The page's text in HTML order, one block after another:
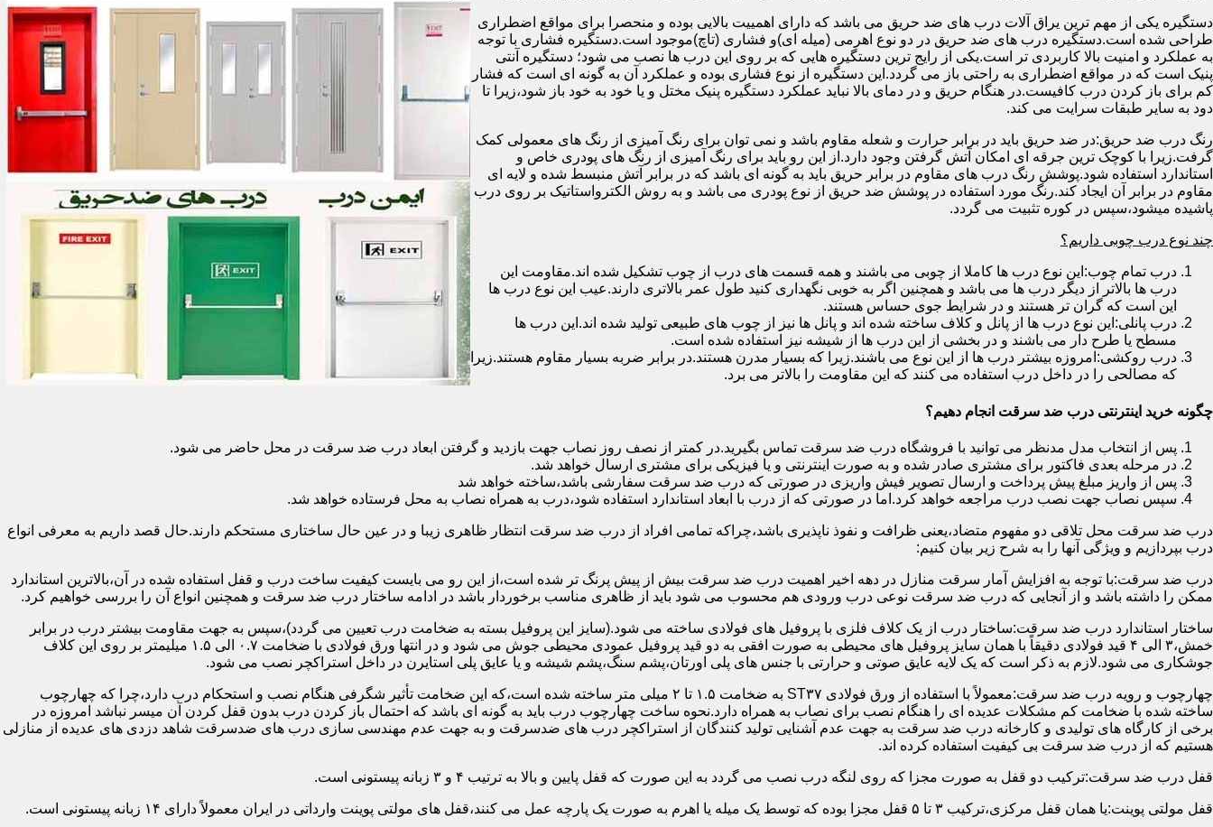
دستگیره یکی از مهم ترین یراق آلات درب های ضد حریق می باشد که دارای اهمییت بالایی بوده و منحصرا برای مواقع اضطراری
طراحی شده است.دستگیره درب های ضد حریق در دو نوع اهرمی (میله ای)و فشاری (تاچ)موجود است.دستگیره فشاری با توجه
به عملکرد و امنیت بالا کاربردی تر است.یکی از رایج ترین دستگیره هایی که بر روی این درب ها نصب می شود؛ دستگیره آنتی
پنیک است که در مواقع اضطراری به راحتی باز می گردد.این دستگیره از نوع فشاری بوده و عملکرد آن به گونه ای است که فشار
کم برای باز کردن درب کافیست.در هنگام حریق و در دمای بالا نباید عملکرد دستگیره پنیک مختل و یا خود به خود باز شود،زیرا تا
دود به سایر طبقات سرایت می کند.
رنگ درب ضد حریق:در ضد حریق باید در برابر حرارت و شعله مقاوم باشد و نمی توان برای رنگ آمیزی از رنگ های معمولی کمک
گرفت.زیرا با کوچک ترین جرقه ای امکان آتش گرفتن وجود دارد.از این رو باید برای رنگ آمیزی از رنگ های پودری خاص و
استاندارد استفاده شود.پوشش رنگ درب های مقاوم در برابر حریق باید به گونه ای باشد که در برابر آتش منبسط شده و لایه ای
مقاوم در برابر آن ایجاد کند.رنگ مورد استفاده در پوشش ضد حریق از نوع پودری می باشد و به روش الکترواستاتیک بر روی درب
پاشیده میشود،سپس در کوره تثبیت می گردد.
چند نوع درب چوبی داریم؟
درب تمام چوب:این نوع درب ها کاملا از چوبی می باشند و همه قسمت های درب از چوب تشکیل شده اند.مقاومت این
درب ها بالاتر از دیگر درب ها می باشد و همچنین اگر به خوبی نگهداری کنید طول عمر بالاتری دارند.عیب این نوع درب ها
این است که گران تر هستند و در شرایط جوی حساس هستند.
درب پانلی:این نوع درب ها از پانل و کلاف ساخته شده اند و پانل ها نیز از چوب های طبیعی تولید شده اند.این درب ها
مسطح یا طرح دار می باشند و در بخشی از این درب ها از شیشه نیز استفاده شده است.
درب روکشی:امروزه بیشتر درب ها از این نوع می باشند.زیرا که بسیار مدرن هستند.در برابر ضربه بسیار مقاوم هستند.زیرا
که مصالحی را در داخل درب استفاده می کنند که این مقاومت را بالاتر می برد.
چگونه خرید اینترنتی درب ضد سرقت انجام دهیم؟
پس از انتخاب مدل مدنظر می توانید با فروشگاه درب ضد سرقت تماس بگیرید.در کمتر از نصف روز نصاب جهت بازدید و گرفتن ابعاد درب ضد سرقت در محل حاضر می شود.
در مرحله بعدی فاکتور برای مشتری صادر شده و به صورت اینترنتی و یا فیزیکی برای مشتری ارسال خواهد شد.
پس از واریز مبلغ پیش پرداخت و ارسال تصویر فیش واریزی در صورتی که درب ضد سرقت سفارشی باشد،ساخته خواهد شد
سپس نصاب جهت نصب درب مراجعه خواهد کرد.اما در صورتی که از درب با ابعاد استاندارد استفاده شود،درب به همراه نصاب به محل فرستاده خواهد شد.
درب ضد سرقت محل تلاقی دو مفهوم متضاد،یعنی ظرافت و نفوذ ناپذیری باشد،چراکه تمامی افراد از درب ضد سرقت انتظار ظاهری زیبا و در عین حال ساختاری مستحکم دارند.حال قصد داریم به معرفی انواع
درب بپردازیم و ویژگی آنها را به شرح زیر بیان کنیم:
درب ضد سرقت:با توجه به افزایش آمار سرقت منازل در دهه اخیر اهمیت درب ضد سرقت بیش از پیش پرنگ تر شده است،از این رو می بایست کیفیت ساخت درب و قفل استفاده شده در آن،بالاترین استاندارد
ممکن را داشته باشد و از آنجایی که درب ضد سرقت نوعی درب ورودی هم محسوب می شود باید از ظاهری مناسب برخوردار باشد در ادامه ساختار درب ضد سرقت و همچنین انواع آن را بررسی خواهیم کرد.
ساختار استاندارد درب ضد سرقت:ساختار درب از یک کلاف فلزی با پروفیل های فولادی ساخته می شود.(سایز این پروفیل بسته به ضخامت درب تعیین می گردد)،سپس به جهت مقاومت بیشتر درب در برابر
خمش،۳ الی ۴ قید فولادی دقیقاً با همان سایز پروفیل های محیطی به صورت افقی به دو قید پروفیل عمودی محیطی جوش می شود و در انتها ورق فولادی با ضخامت ۰.۷ الی ۱.۵ میلیمتر بر روی این کلاف
جوشکاری می شود.لازم به ذکر است که یک لایه عایق صوتی و حرارتی با جنس های پلی اورتان،پشم سنگ،پشم شیشه و یا عایق پلی استایرن در داخل استراکچر نصب می شود.
چهارچوب و رویه درب ضد سرقت:معمولاً با استفاده از ورق فولادی ST۳۷ به ضخامت ۱.۵ تا ۲ میلی متر ساخته شده است،که این ضخامت تأثیر شگرفی هنگام نصب و استحکام درب دارد،چرا که چهارچوب
ساخته شده با ضخامت کم مشکلات عدیده ای را هنگام نصب برای نصاب به همراه دارد.نحوه ساخت چهارچوب درب باید به گونه ای باشد که احتمال باز کردن درب بدون قفل کردن آن میسر نباشد امروزه در
برخی از کارگاه های تولیدی و کارخانه درب ضد سرقت به جهت عدم آشنایی تولید کنندگان از استراکچر درب های ضدسرقت و به جهت عدم مهندسی سازی درب های ضدسرقت شاهد دزدی های عدیده از منازلی
هستیم که از درب ضد سرقت بی کیفیت استفاده کرده اند.
قفل درب ضد سرقت:ترکیب دو قفل به صورت مجزا که روی لنگه درب نصب می گردد به این صورت که قفل پایین و بالا به ترتیب ۴ و ۳ زبانه پیستونی است.
قفل مولتی پوینت:یا همان قفل مرکزی،ترکیب ۳ تا ۵ قفل مجزا بوده که توسط یک میله یا اهرم به صورت یک پارچه عمل می کنند،قفل های مولتی پوینت وارداتی در ایران معمولاً دارای ۱۴ زبانه پیستونی است.